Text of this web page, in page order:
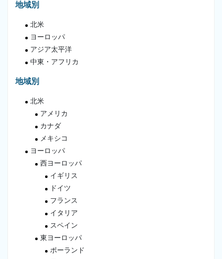
地域別
北米
ヨーロッパ
アジア太平洋
中東・アフリカ
地域別
北米
アメリカ
カナダ
メキシコ
ヨーロッパ
西ヨーロッパ
イギリス
ドイツ
フランス
イタリア
スペイン
東ヨーロッパ
ポーランド